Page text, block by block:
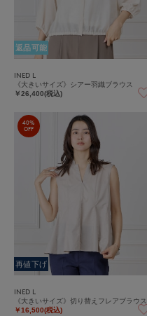
返品可能
INED L
《大きいサイズ》シアー羽織ブラウス
￥26,400(税込)
40%
OFF
再値下げ
INED L
《大きいサイズ》切り替えフレアブラウス
￥16,500(税込)